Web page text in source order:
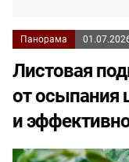
Панорама
Листовая
от осыпания
и